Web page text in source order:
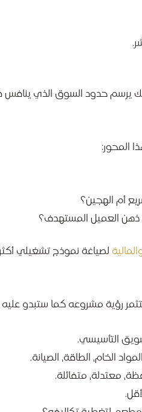
حدود السوق الذي ينافس
المحور:
أم الهجين؟
ذهن العميل المستهدف؟
لصياغة نموذج تشغيلي
رؤية مشروعه كما ستبدو
التأسيسي.
الخام، الطاقة، الصيانة.
معتدلة، متفائلة.